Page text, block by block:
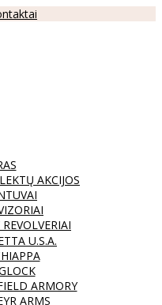
AKCIJOS
U.S.A.
ARMORY
ARMS